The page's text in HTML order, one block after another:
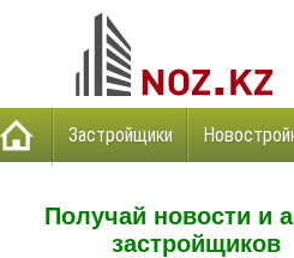
Застройщики
Получай новости и
застройщиков